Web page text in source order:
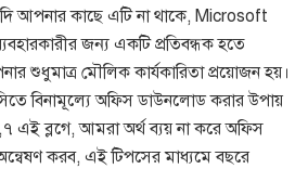
আপনার কাছে এটি না থাকে, Microsoft
জন্য একটি প্রতিবন্ধক হতে
শুধুমাত্র মৌলিক কার্যকারিতা প্রয়োজন হয়।
বিনামূল্যে অফিস ডাউনলোড করার উপায়
এই ব্লগে,আমরা অর্থ ব্যয় না করে অফিস
করব, এই টিপসের মাধ্যমে বছরে